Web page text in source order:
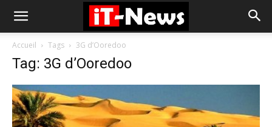
Accueil Tags 3G d’Ooredoo
Tag: 3G d’Ooredoo